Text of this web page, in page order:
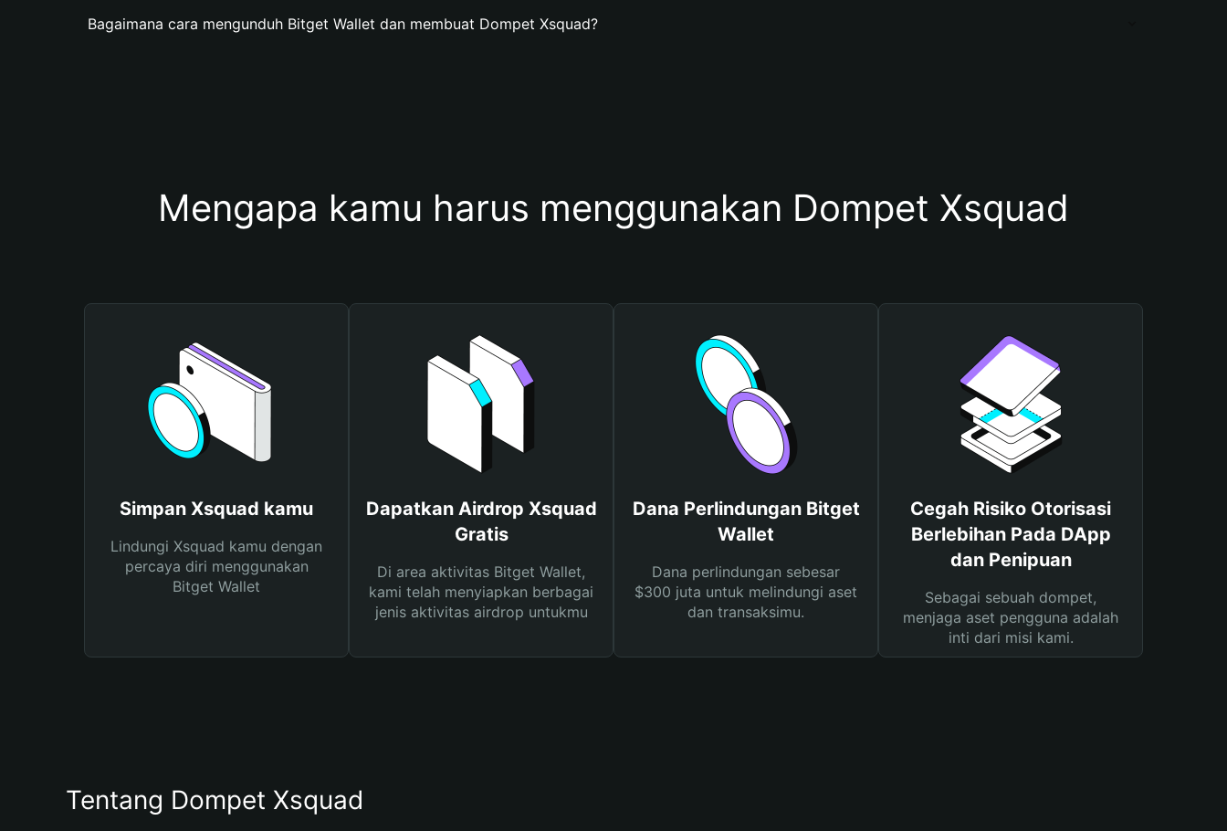
Bagaimana cara mengunduh Bitget Wallet dan membuat Dompet Xsquad?
Mengapa kamu harus menggunakan Dompet Xsquad
Simpan Xsquad kamu
Lindungi Xsquad kamu dengan
percaya diri menggunakan
Bitget Wallet
Dapatkan Airdrop Xsquad
Gratis
Di area aktivitas Bitget Wallet,
kami telah menyiapkan berbagai
jenis aktivitas airdrop untukmu
Dana Perlindungan Bitget
Wallet
Dana perlindungan sebesar
$300 juta untuk melindungi aset
dan transaksimu.
Cegah Risiko Otorisasi
Berlebihan Pada DApp
dan Penipuan
Sebagai sebuah dompet,
menjaga aset pengguna adalah
inti dari misi kami.
Tentang Dompet Xsquad